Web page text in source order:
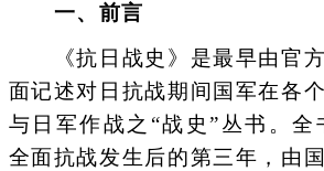
一、前言
《抗日战史》是最早由官方
面记述对日抗战期间国军在各
与日军作战之“战史”丛书。全
全面抗战发生后的第三年，由